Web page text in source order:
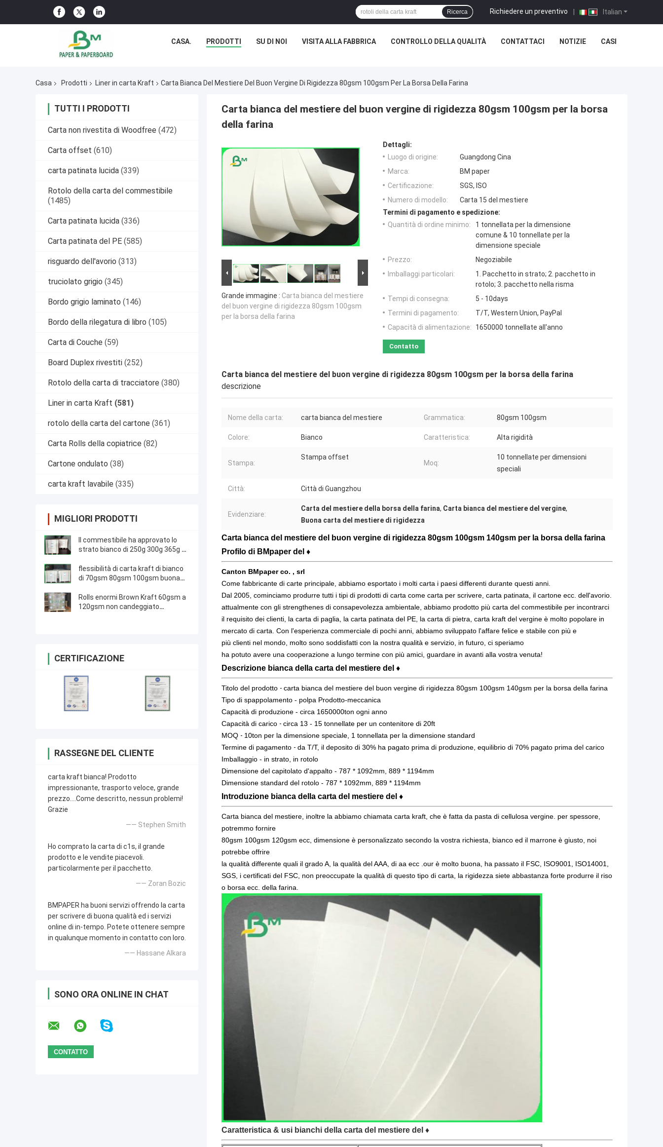
Italian
Richiedere un preventivo |
Ricerca
CASA. PRODOTTI SU DI NOI VISITA ALLA FABBRICA CONTROLLO DELLA QUALITÀ CONTATTACI NOTIZIE CASI
Casa Prodotti Liner in carta Kraft Carta Bianca Del Mestiere Del Buon Vergine Di Rigidezza 80gsm 100gsm Per La Borsa Della Farina
TUTTI I PRODOTTI
Carta non rivestita di Woodfree (472)
Carta offset (610)
carta patinata lucida (339)
Rotolo della carta del commestibile
(1485)
Carta patinata lucida (336)
Carta patinata del PE (585)
risguardo dell'avorio (313)
truciolato grigio (345)
Bordo grigio laminato (146)
Bordo della rilegatura di libro (105)
Carta di Couche (59)
Board Duplex rivestiti (252)
Rotolo della carta di tracciatore (380)
Liner in carta Kraft (581)
rotolo della carta del cartone (361)
Carta Rolls della copiatrice (82)
Cartone ondulato (38)
carta kraft lavabile (335)
MIGLIORI PRODOTTI
Il commestibile ha approvato lo
strato bianco di 250g 300g 365g ha
carta kraft
flessibilità di carta kraft di bianco
di 70gsm 80gsm 100gsm buona
Rolls enormi Brown Kraft 60gsm a
120gsm non candeggiato
CERTIFICAZIONE
RASSEGNE DEL CLIENTE
carta kraft bianca! Prodotto
impressionante, trasporto veloce, grande
prezzo….Come descritto, nessun problemi!
Grazie
—— Stephen Smith
Ho comprato la carta di c1s, il grande
prodotto e le vendite piacevoli.
particolarmente per il pacchetto.
—— Zoran Bozic
BMPAPER ha buoni servizi offrendo la carta
per scrivere di buona qualità ed i servizi
online di in-tempo. Potete ottenere sempre
in qualunque momento in contatto con loro.
—— Hassane Alkara
SONO ORA ONLINE IN CHAT
Carta bianca del mestiere del buon vergine di rigidezza 80gsm 100gsm per la borsa
della farina
Grande immagine : Carta bianca del mestiere
del buon vergine di rigidezza 80gsm 100gsm
per la borsa della farina
Dettagli:
Luogo di origine:
Guangdong Cina
Marca:
BM paper
Certificazione:
SGS, ISO
Numero di modello:
Carta 15 del mestiere
Termini di pagamento e spedizione:
Quantità di ordine minimo:
1 tonnellata per la dimensione
comune & 10 tonnellate per la
dimensione speciale
Prezzo:
Negoziabile
Imballaggi particolari:
1. Pacchetto in strato; 2. pacchetto in
rotolo; 3. pacchetto nella risma
Tempi di consegna:
5 - 10days
Termini di pagamento:
T/T, Western Union, PayPal
Capacità di alimentazione:
1650000 tonnellate all'anno
Contatto
Carta bianca del mestiere del buon vergine di rigidezza 80gsm 100gsm per la borsa della farina
descrizione
Nome della carta: carta bianca del mestiere Grammatica: 80gsm 100gsm
Colore: Bianco Caratteristica: Alta rigidità
Stampa:
Stampa offset
Moq:
10 tonnellate per dimensioni
speciali
Città: Città di Guangzhou
Evidenziare:
Carta del mestiere della borsa della farina, Carta bianca del mestiere del vergine,
Buona carta del mestiere di rigidezza
Carta bianca del mestiere del buon vergine di rigidezza 80gsm 100gsm 140gsm per la borsa della farina
Profilo di BMpaper del ♦
Canton BMpaper co. , srl
Come fabbricante di carte principale, abbiamo esportato i molti carta i paesi differenti durante questi anni.
Dal 2005, cominciamo produrre tutti i tipi di prodotti di carta come carta per scrivere, carta patinata, il cartone ecc. dell'avorio.
attualmente con gli strengthenes di consapevolezza ambientale, abbiamo prodotto più carta del commestibile per incontrarci
il requisito dei clienti, la carta di paglia, la carta patinata del PE, la carta di pietra, carta kraft del vergine è molto popolare in
mercato di carta. Con l'esperienza commerciale di pochi anni, abbiamo sviluppato l'affare felice e stabile con più e
più clienti nel mondo, molto sono soddisfatti con la nostra qualità e servizio, in futuro, ci speriamo
ha potuto avere una cooperazione a lungo termine con più amici, guardare in avanti alla vostra venuta!
Descrizione bianca della carta del mestiere del ♦
Titolo del prodotto - carta bianca del mestiere del buon vergine di rigidezza 80gsm 100gsm 140gsm per la borsa della farina
Tipo di spappolamento - polpa Prodotto-meccanica
Capacità di produzione - circa 1650000ton ogni anno
Capacità di carico - circa 13 - 15 tonnellate per un contenitore di 20ft
MOQ - 10ton per la dimensione speciale, 1 tonnellata per la dimensione standard
Termine di pagamento - da T/T, il deposito di 30% ha pagato prima di produzione, equilibrio di 70% pagato prima del carico
Imballaggio - in strato, in rotolo
Dimensione del capitolato d'appalto - 787 * 1092mm, 889 * 1194mm
Dimensione standard del rotolo - 787 * 1092mm, 889 * 1194mm
Introduzione bianca della carta del mestiere del ♦
Carta bianca del mestiere, inoltre la abbiamo chiamata carta kraft, che è fatta da pasta di cellulosa vergine. per spessore,
potremmo fornire
80gsm 100gsm 120gsm ecc, dimensione è personalizzato secondo la vostra richiesta, bianco ed il marrone è giusto, noi
potrebbe offrire
la qualità differente quali il grado A, la qualità del AAA, di aa ecc .our è molto buona, ha passato il FSC, ISO9001, ISO14001,
SGS, i certificati del FSC, non preoccupate la qualità di questo tipo di carta, la rigidezza siete abbastanza forte produrre il riso
o borsa ecc. della farina.
Caratteristica & usi bianchi della carta del mestiere del ♦